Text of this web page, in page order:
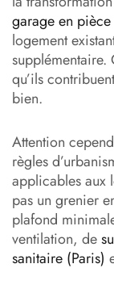
garage en
logement
supplémentaire.
qu’ils
bien.
Attention
règles
applicables aux
pas un grenier
plafond
ventilation, de
sanitaire (Paris)